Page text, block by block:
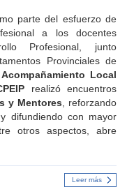
parte del esfuerzo de
a los docentes
Profesional, junto
Provinciales de
Local
realizó encuentros
y Mentores, reforzando
difundiendo con mayor
otros aspectos, abre
Leer más